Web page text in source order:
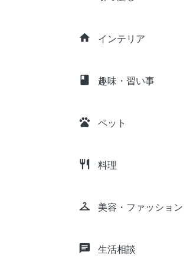
home インテリア
class 趣味・習い事
pets ペット
restaurant 料理
checkroom 美容・ファッション
chat 生活相談